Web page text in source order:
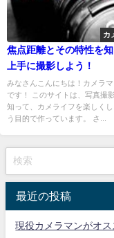
カ
焦点距離とその特性を知
上手に撮影しよう！
みなさんこんにちは！カメラマ
です！ このサイトは、写真撮
知って、カメライフを楽しく
う目的で作っています。 さ...
最近の投稿
現役カメラマンがオ